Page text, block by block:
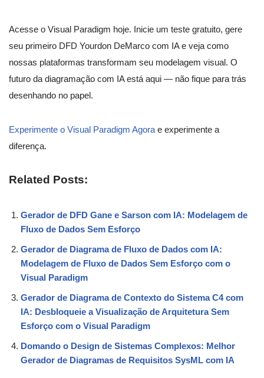
Acesse o Visual Paradigm hoje. Inicie um teste gratuito, gere
seu primeiro DFD Yourdon DeMarco com IA e veja como
nossas plataformas transformam seu modelagem visual. O
futuro da diagramação com IA está aqui — não fique para trás
desenhando no papel.
Experimente o Visual Paradigm Agora e experimente a
diferença.
Related Posts:
Gerador de DFD Gane e Sarson com IA: Modelagem de
Fluxo de Dados Sem Esforço
Gerador de Diagrama de Fluxo de Dados com IA:
Modelagem de Fluxo de Dados Sem Esforço com o
Visual Paradigm
Gerador de Diagrama de Contexto do Sistema C4 com
IA: Desbloqueie a Visualização de Arquitetura Sem
Esforço com o Visual Paradigm
Domando o Design de Sistemas Complexos: Melhor
Gerador de Diagramas de Requisitos SysML com IA